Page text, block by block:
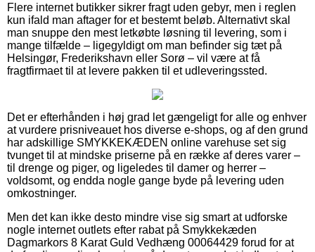
Flere internet butikker sikrer fragt uden gebyr, men i reglen
kun ifald man aftager for et bestemt beløb. Alternativt skal
man snuppe den mest letkøbte løsning til levering, som i
mange tilfælde – ligegyldigt om man befinder sig tæt på
Helsingør, Frederikshavn eller Sorø – vil være at få
fragtfirmaet til at levere pakken til et udleveringssted.
Det er efterhånden i høj grad let gængeligt for alle og enhver
at vurdere prisniveauet hos diverse e-shops, og af den grund
har adskillige SMYKKEKÆDEN online varehuse set sig
tvunget til at mindske priserne på en række af deres varer –
til drenge og piger, og ligeledes til damer og herrer –
voldsomt, og endda nogle gange byde på levering uden
omkostninger.
Men det kan ikke desto mindre vise sig smart at udforske
nogle internet outlets efter rabat på Smykkekæden
Dagmarkors 8 Karat Guld Vedhæng 00064429 forud for at